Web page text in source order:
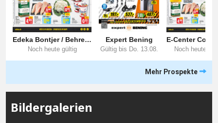
Mehr Prospekte
Bildergalerien